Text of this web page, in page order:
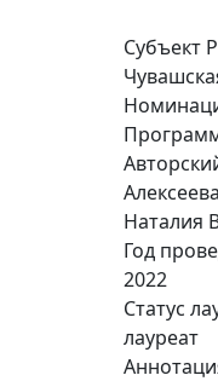
Субъект
Наталия
Год
2022
Статус
лауреат